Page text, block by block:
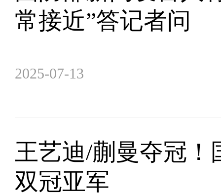
常接近”答记者问
2025-07-13
王艺迪/蒯曼夺冠
双冠亚军